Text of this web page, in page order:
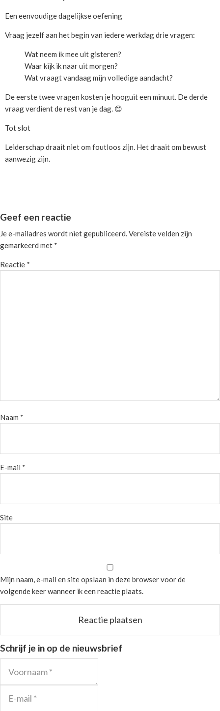
Een eenvoudige dagelijkse oefening
Vraag jezelf aan het begin van iedere werkdag drie vragen:
Wat neem ik mee uit gisteren?
Waar kijk ik naar uit morgen?
Wat vraagt vandaag mijn volledige aandacht?
De eerste twee vragen kosten je hooguit een minuut. De derde
vraag verdient de rest van je dag. 😊
Tot slot
Leiderschap draait niet om foutloos zijn. Het draait om bewust
aanwezig zijn.
Reader
Interactions
Geef een reactie
Je e-mailadres wordt niet gepubliceerd.Vereiste velden zijn
gemarkeerd met *
Reactie *
Naam *
E-mail *
Site
Mijn naam, e-mail en site opslaan in deze browser voor de
volgende keer wanneer ik een reactie plaats.
Schrijf je in op de nieuwsbrief